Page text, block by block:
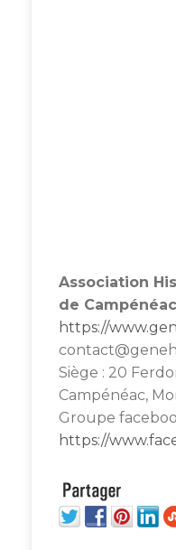
Association
de
https://
Siège : 20
Campénéac,
Groupe
https://